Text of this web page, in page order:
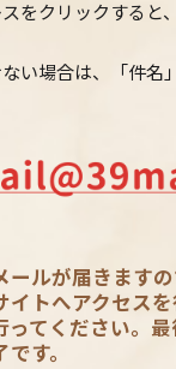
をクリックすると
い場合は、「件名
ールが届きます
イトへアクセス
ってください。
す。